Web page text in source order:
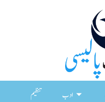
ادب تنظیم